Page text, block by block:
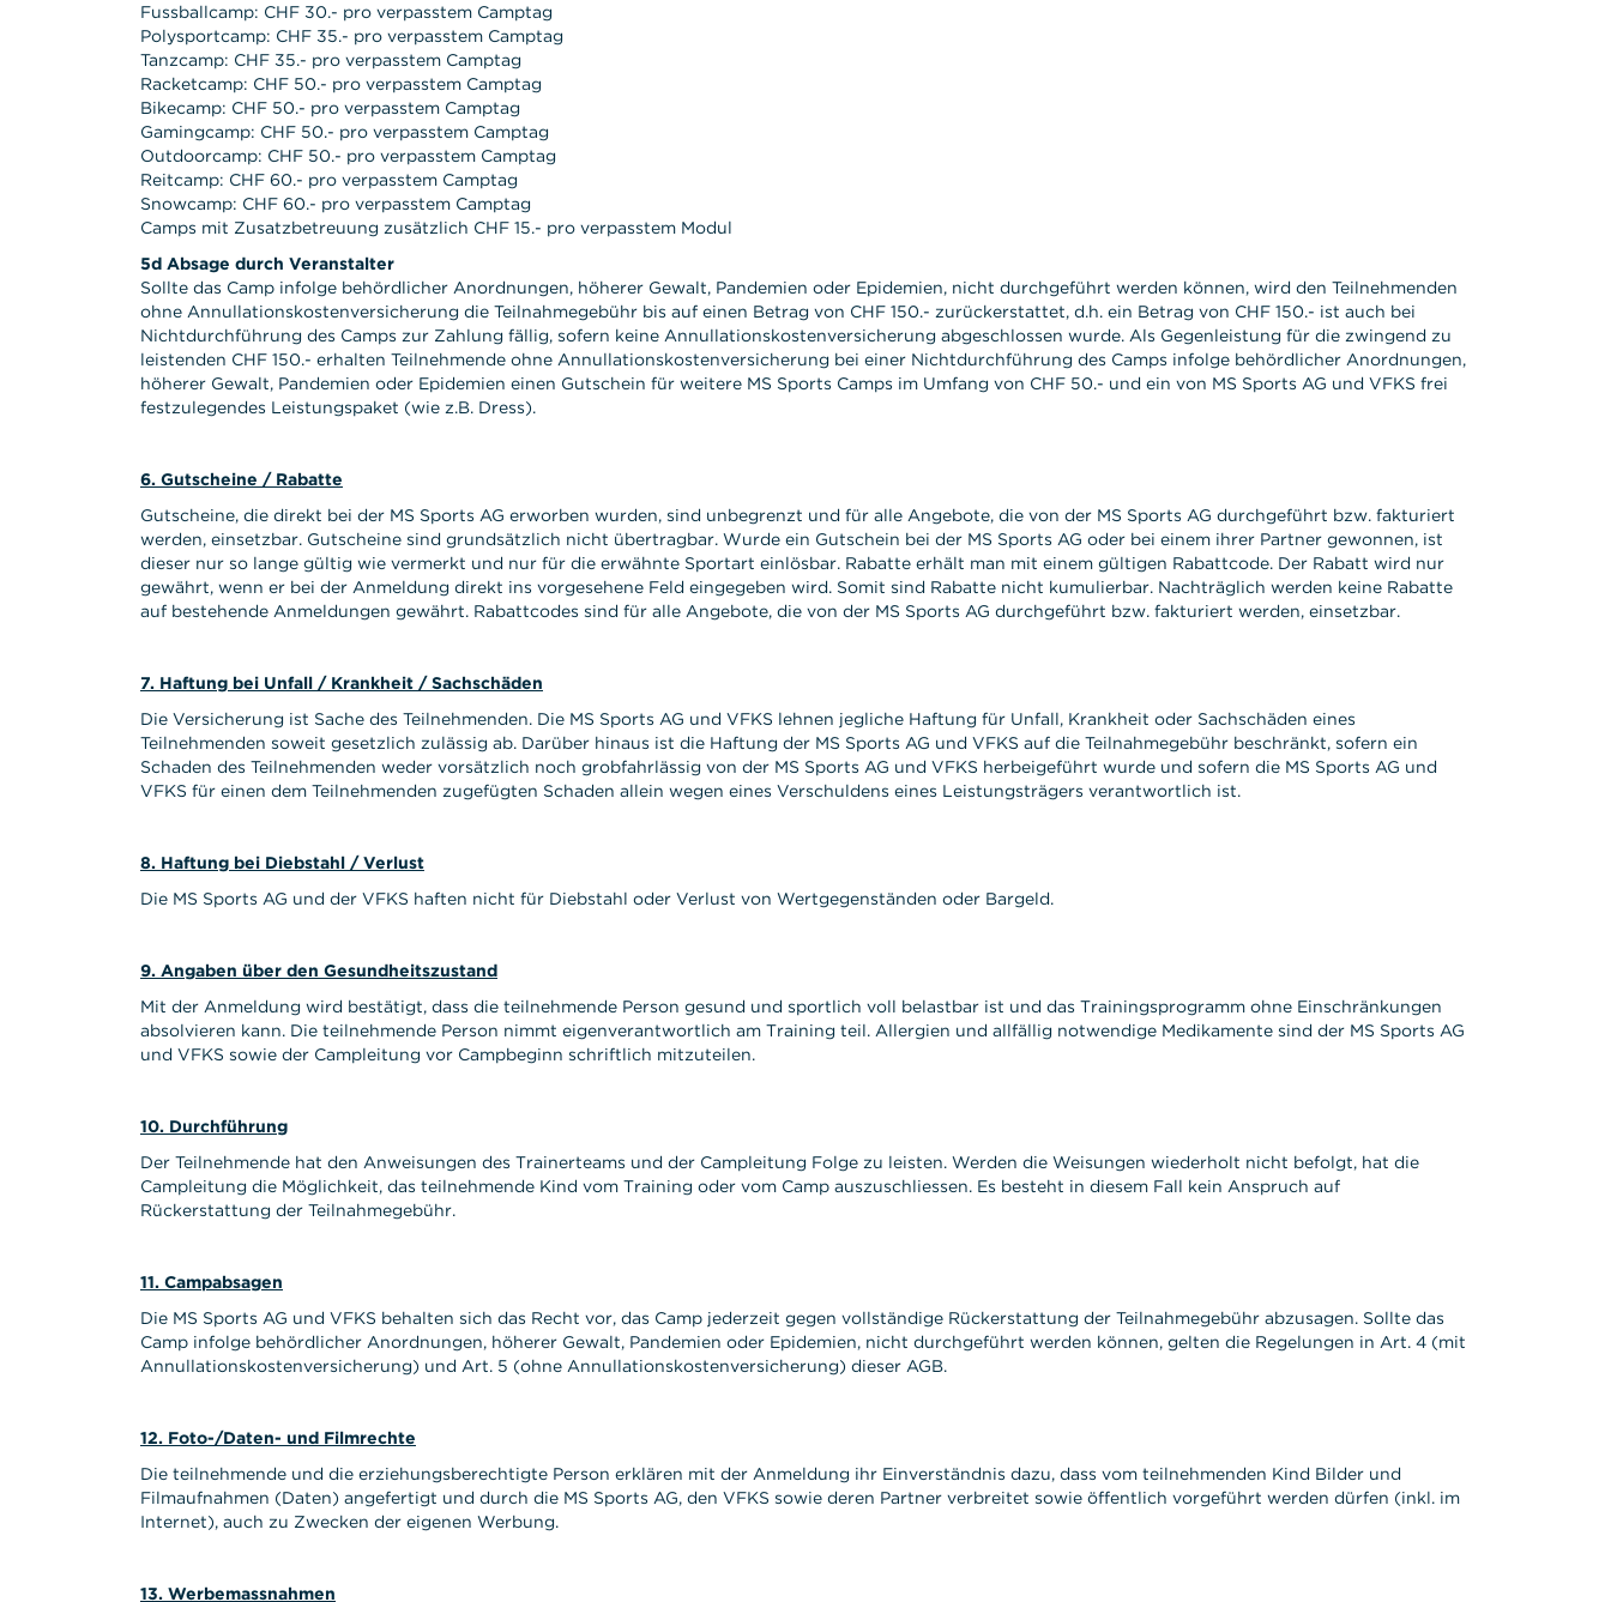
Fussballcamp: CHF 30.- pro verpasstem Camptag
Polysportcamp: CHF 35.- pro verpasstem Camptag
Tanzcamp: CHF 35.- pro verpasstem Camptag
Racketcamp: CHF 50.- pro verpasstem Camptag
Bikecamp: CHF 50.- pro verpasstem Camptag
Gamingcamp: CHF 50.- pro verpasstem Camptag
Outdoorcamp: CHF 50.- pro verpasstem Camptag
Reitcamp: CHF 60.- pro verpasstem Camptag
Snowcamp: CHF 60.- pro verpasstem Camptag
Camps mit Zusatzbetreuung zusätzlich CHF 15.- pro verpasstem Modul
5d Absage durch Veranstalter
Sollte das Camp infolge behördlicher Anordnungen, höherer Gewalt, Pandemien oder Epidemien, nicht durchgeführt werden können, wird den Teilnehmenden
ohne Annullationskostenversicherung die Teilnahmegebühr bis auf einen Betrag von CHF 150.- zurückerstattet, d.h. ein Betrag von CHF 150.- ist auch bei
Nichtdurchführung des Camps zur Zahlung fällig, sofern keine Annullationskostenversicherung abgeschlossen wurde. Als Gegenleistung für die zwingend zu
leistenden CHF 150.- erhalten Teilnehmende ohne Annullationskostenversicherung bei einer Nichtdurchführung des Camps infolge behördlicher Anordnungen,
höherer Gewalt, Pandemien oder Epidemien einen Gutschein für weitere MS Sports Camps im Umfang von CHF 50.- und ein von MS Sports AG und VFKS frei
festzulegendes Leistungspaket (wie z.B. Dress).
6. Gutscheine / Rabatte
Gutscheine, die direkt bei der MS Sports AG erworben wurden, sind unbegrenzt und für alle Angebote, die von der MS Sports AG durchgeführt bzw. fakturiert
werden, einsetzbar. Gutscheine sind grundsätzlich nicht übertragbar. Wurde ein Gutschein bei der MS Sports AG oder bei einem ihrer Partner gewonnen, ist
dieser nur so lange gültig wie vermerkt und nur für die erwähnte Sportart einlösbar. Rabatte erhält man mit einem gültigen Rabattcode. Der Rabatt wird nur
gewährt, wenn er bei der Anmeldung direkt ins vorgesehene Feld eingegeben wird. Somit sind Rabatte nicht kumulierbar. Nachträglich werden keine Rabatte
auf bestehende Anmeldungen gewährt. Rabattcodes sind für alle Angebote, die von der MS Sports AG durchgeführt bzw. fakturiert werden, einsetzbar.
7. Haftung bei Unfall / Krankheit / Sachschäden
Die Versicherung ist Sache des Teilnehmenden. Die MS Sports AG und VFKS lehnen jegliche Haftung für Unfall, Krankheit oder Sachschäden eines
Teilnehmenden soweit gesetzlich zulässig ab. Darüber hinaus ist die Haftung der MS Sports AG und VFKS auf die Teilnahmegebühr beschränkt, sofern ein
Schaden des Teilnehmenden weder vorsätzlich noch grobfahrlässig von der MS Sports AG und VFKS herbeigeführt wurde und sofern die MS Sports AG und
VFKS für einen dem Teilnehmenden zugefügten Schaden allein wegen eines Verschuldens eines Leistungsträgers verantwortlich ist.
8. Haftung bei Diebstahl / Verlust
Die MS Sports AG und der VFKS haften nicht für Diebstahl oder Verlust von Wertgegenständen oder Bargeld.
9. Angaben über den Gesundheitszustand
Mit der Anmeldung wird bestätigt, dass die teilnehmende Person gesund und sportlich voll belastbar ist und das Trainingsprogramm ohne Einschränkungen
absolvieren kann. Die teilnehmende Person nimmt eigenverantwortlich am Training teil. Allergien und allfällig notwendige Medikamente sind der MS Sports AG
und VFKS sowie der Campleitung vor Campbeginn schriftlich mitzuteilen.
10. Durchführung
Der Teilnehmende hat den Anweisungen des Trainerteams und der Campleitung Folge zu leisten. Werden die Weisungen wiederholt nicht befolgt, hat die
Campleitung die Möglichkeit, das teilnehmende Kind vom Training oder vom Camp auszuschliessen. Es besteht in diesem Fall kein Anspruch auf
Rückerstattung der Teilnahmegebühr.
11. Campabsagen
Die MS Sports AG und VFKS behalten sich das Recht vor, das Camp jederzeit gegen vollständige Rückerstattung der Teilnahmegebühr abzusagen. Sollte das
Camp infolge behördlicher Anordnungen, höherer Gewalt, Pandemien oder Epidemien, nicht durchgeführt werden können, gelten die Regelungen in Art. 4 (mit
Annullationskostenversicherung) und Art. 5 (ohne Annullationskostenversicherung) dieser AGB.
12. Foto-/Daten- und Filmrechte
Die teilnehmende und die erziehungsberechtigte Person erklären mit der Anmeldung ihr Einverständnis dazu, dass vom teilnehmenden Kind Bilder und
Filmaufnahmen (Daten) angefertigt und durch die MS Sports AG, den VFKS sowie deren Partner verbreitet sowie öffentlich vorgeführt werden dürfen (inkl. im
Internet), auch zu Zwecken der eigenen Werbung.
13. Werbemassnahmen